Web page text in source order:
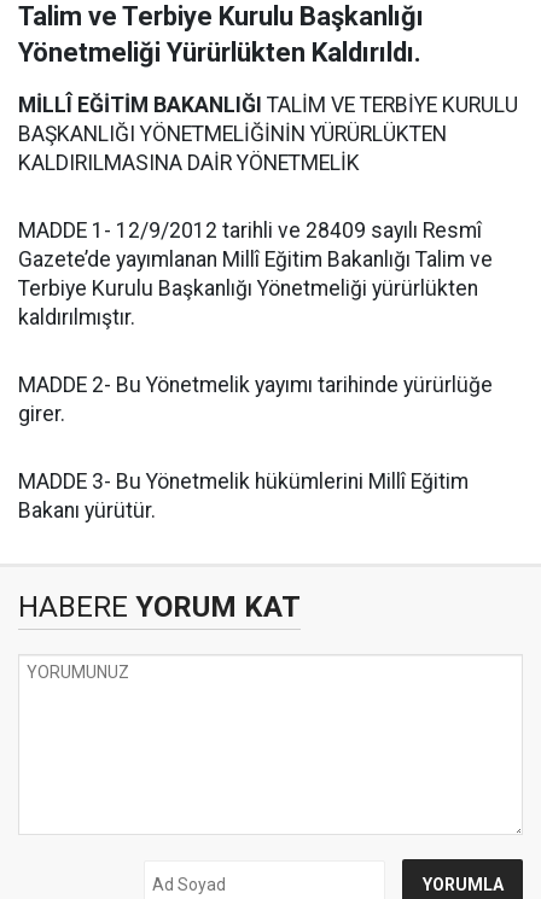
Talim ve Terbiye Kurulu Başkanlığı
Yönetmeliği Yürürlükten Kaldırıldı.
MİLLÎ EĞİTİM BAKANLIĞI TALİM VE TERBİYE KURULU
BAŞKANLIĞI YÖNETMELİĞİNİN YÜRÜRLÜKTEN
KALDIRILMASINA DAİR YÖNETMELİK
MADDE 1- 12/9/2012 tarihli ve 28409 sayılı Resmî
Gazete’de yayımlanan Millî Eğitim Bakanlığı Talim ve
Terbiye Kurulu Başkanlığı Yönetmeliği yürürlükten
kaldırılmıştır.
MADDE 2- Bu Yönetmelik yayımı tarihinde yürürlüğe
girer.
MADDE 3- Bu Yönetmelik hükümlerini Millî Eğitim
Bakanı yürütür.
HABERE YORUM KAT